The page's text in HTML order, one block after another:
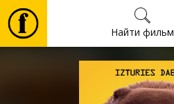
Найти фильм
Фильмы